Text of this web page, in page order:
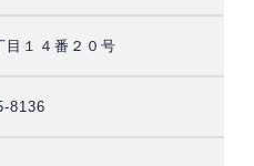
目１４番２０号
8136